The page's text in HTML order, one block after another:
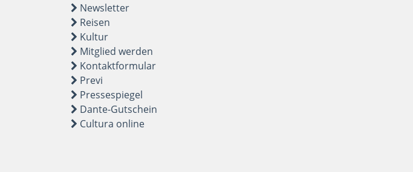
Newsletter
Reisen
Kultur
Mitglied werden
Kontaktformular
Previ
Pressespiegel
Dante-Gutschein
Cultura online